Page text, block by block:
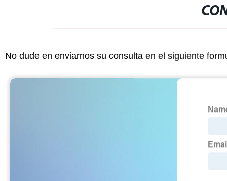
No dude en enviarnos su consulta en el siguiente